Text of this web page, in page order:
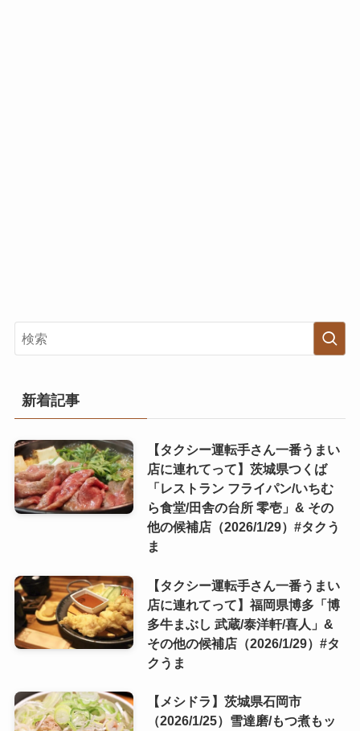
新着記事
【タクシー運転手さん一番うまい
店に連れてって】茨城県つくば
「レストラン フライパン/いちむ
ら食堂/田舎の台所 零壱」& その
他の候補店（2026/1/29）#タクう
ま
【タクシー運転手さん一番うまい
店に連れてって】福岡県博多「博
多牛まぶし 武蔵/泰洋軒/喜人」&
その他の候補店（2026/1/29）#タ
クうま
【メシドラ】茨城県石岡市
（2026/1/25）雪達磨/もつ煮もッ